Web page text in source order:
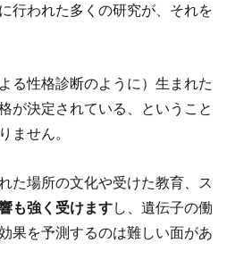
行われた多くの研究が、それを
る性格診断のように）生まれた
が決定されている、ということ
ません。
た場所の文化や受けた教育、ス
も強く受けますし、遺伝子の働
果を予測するのは難しい面があ